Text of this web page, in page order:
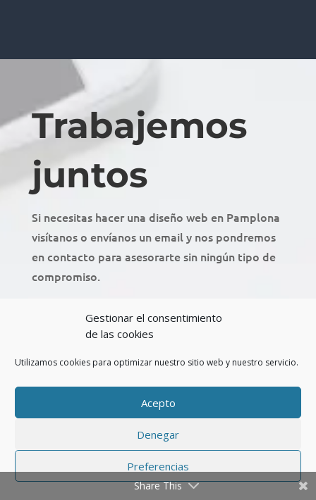
Gestionar el consentimiento
de las cookies
Utilizamos cookies para optimizar nuestro sitio web y nuestro servicio.
Acepto
Denegar
Preferencias
Trabajemos
juntos
Si necesitas hacer una diseño web en Pamplona
visítanos o envíanos un email y nos pondremos
en contacto para asesorarte sin ningún tipo de
compromiso.
Share This